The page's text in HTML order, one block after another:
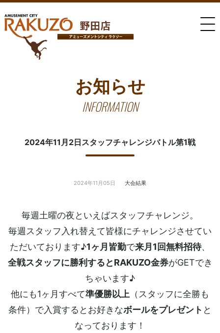
お知らせ
INFORMATION
2024年11月2日スタッフチャレンジバトル第1戦
2024年11月05日 大会結果
毎週土曜の夜といえばスタッフチャレンジ。
毎週スタッフ入れ替えて皆様にチャレンジさせてい
ただいております♪1ヶ月皆勤で来月1回無料招待、
全戦スタッフに勝利するとRAKUZO金券がGETでき
ちゃいます♪
他にも1ヶ月すべて準優勝以上 （スタッフに全勝も
条件）で入賞するとお好きなボールをプレゼント と
なっております！